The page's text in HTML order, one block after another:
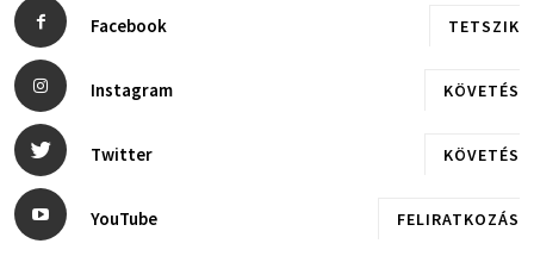
Facebook TETSZIK
Instagram KÖVETÉS
Twitter KÖVETÉS
YouTube FELIRATKOZÁS